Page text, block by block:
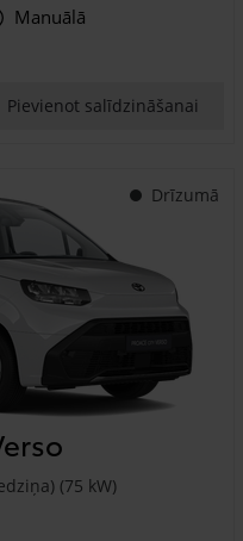
Manuālā
Pievienot salīdzināšanai
Drīzumā
(75 kW)